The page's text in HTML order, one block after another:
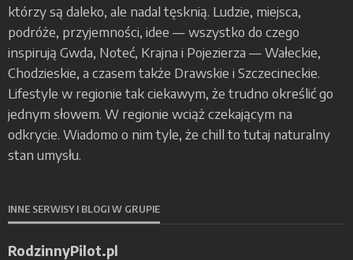
którzy są daleko, ale nadal tęsknią. Ludzie, miejsca,
podróże, przyjemności, idee — wszystko do czego
inspirują Gwda, Noteć, Krajna i Pojezierza — Wałeckie,
Chodzieskie, a czasem także Drawskie i Szczecineckie.
Lifestyle w regionie tak ciekawym, że trudno określić go
jednym słowem. W regionie wciąż czekającym na
odkrycie. Wiadomo o nim tyle, że chill to tutaj naturalny
stan umysłu.
INNE SERWISY I BLOGI W GRUPIE
RodzinnyPilot.pl